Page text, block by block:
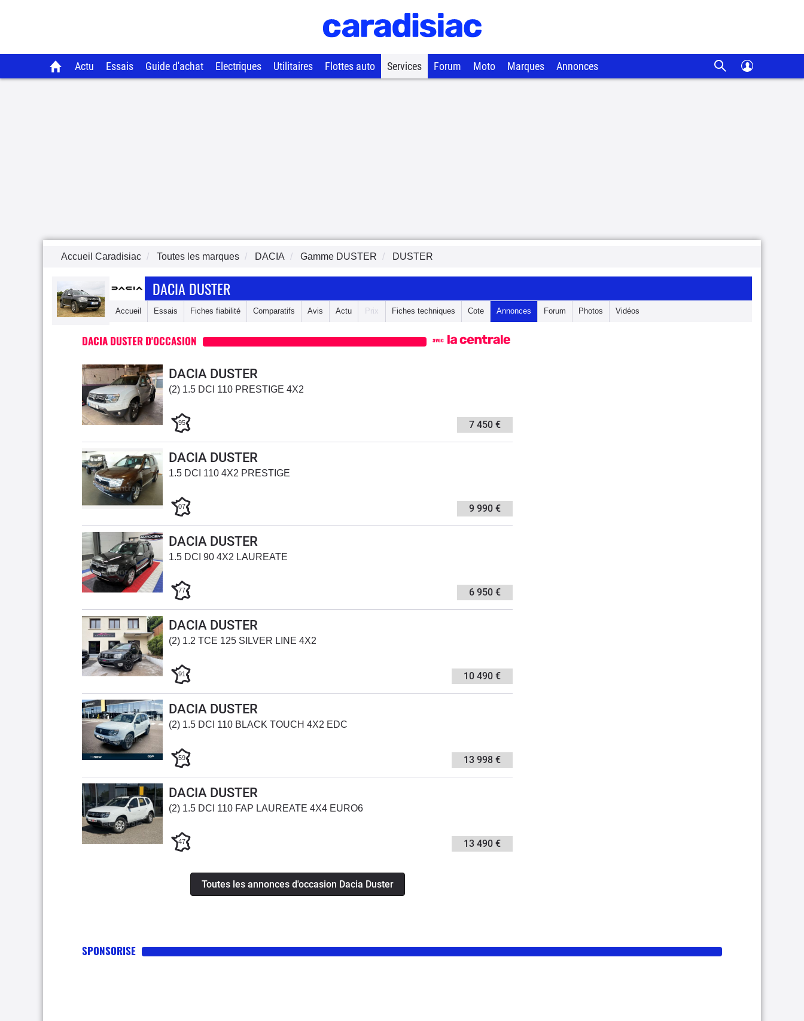
Actu Essais Guide d'achat Electriques Utilitaires Flottes auto Services Forum Moto Marques Annonces
Accueil Caradisiac Toutes les marques DACIA Gamme DUSTER DUSTER
DACIA DUSTER
Accueil Essais Fiches fiabilité Comparatifs Avis Actu Prix Fiches techniques Cote Annonces Forum Photos Vidéos
DACIA DUSTER D'OCCASION avec
DACIA DUSTER
(2) 1.5 DCI 110 PRESTIGE 4X2
95 7 450 €
DACIA DUSTER
1.5 DCI 110 4X2 PRESTIGE
07 9 990 €
DACIA DUSTER
1.5 DCI 90 4X2 LAUREATE
77 6 950 €
DACIA DUSTER
(2) 1.2 TCE 125 SILVER LINE 4X2
91 10 490 €
DACIA DUSTER
(2) 1.5 DCI 110 BLACK TOUCH 4X2 EDC
59 13 998 €
DACIA DUSTER
(2) 1.5 DCI 110 FAP LAUREATE 4X4 EURO6
47 13 490 €
Toutes les annonces d'occasion Dacia Duster
SPONSORISE